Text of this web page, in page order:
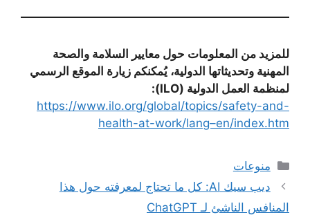
للمزيد من المعلومات حول معايير السلامة والصحة
المهنية وتحديثاتها الدولية، يُمكنكم زيارة الموقع الرسمي
لمنظمة العمل الدولية (ILO):
https://www.ilo.org/global/topics/safety-and-
health-at-work/lang–en/index.htm
التصنيفات
منوعات
ديب سيك AI: كل ما تحتاج لمعرفته حول هذا
المنافس الناشئ لـ ChatGPT